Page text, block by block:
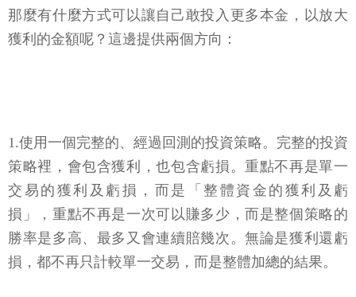
那麼有什麼方式可以讓自己敢投入更多本金，以放大
獲利的金額呢？這邊提供兩個方向：
1.使用一個完整的、經過回測的投資策略。完整的投資
策略裡，會包含獲利，也包含虧損。重點不再是單一
交易的獲利及虧損，而是「整體資金的獲利及虧
損」，重點不再是一次可以賺多少，而是整個策略的
勝率是多高、最多又會連續賠幾次。無論是獲利還虧
損，都不再只計較單一交易，而是整體加總的結果。